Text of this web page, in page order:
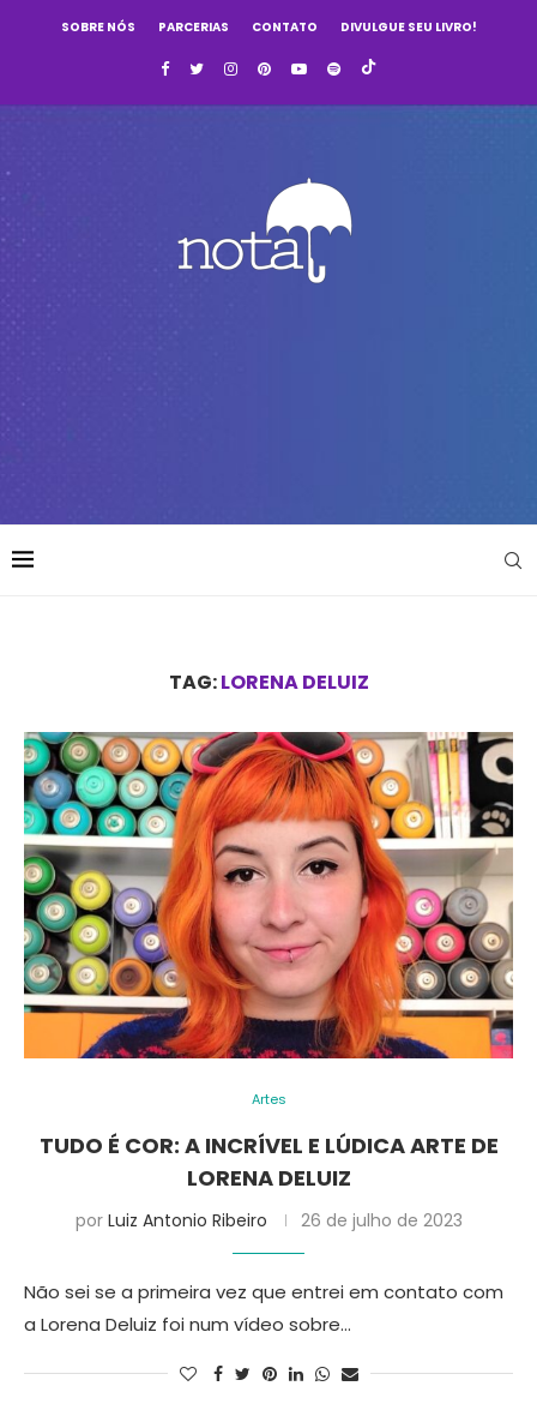
SOBRE NÓS PARCERIAS CONTATO DIVULGUE SEU LIVRO!
TAG:LORENA DELUIZ
Artes
TUDO É COR: A INCRÍVEL E LÚDICA ARTE DE
LORENA DELUIZ
por Luiz Antonio Ribeiro 26 de julho de 2023
Não sei se a primeira vez que entrei em contato com
a Lorena Deluiz foi num vídeo sobre…